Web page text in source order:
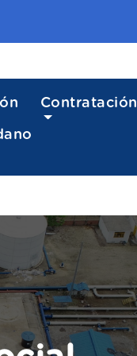
Contratación